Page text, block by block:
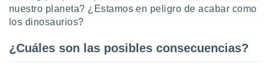
sean
el sitio
se
nuestro planeta? ¿Estamos en peligro de acabar como
los dinosaurios?
¿Cuáles son las posibles consecuencias?